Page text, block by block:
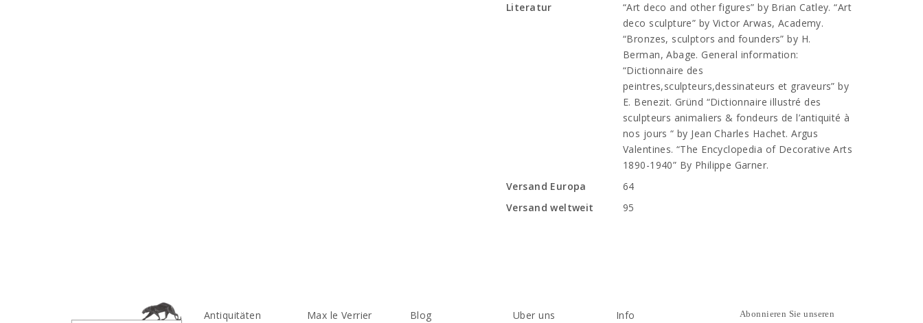
Literatur
“Art deco and other figures” by Brian Catley. “Art
deco sculpture” by Victor Arwas, Academy.
“Bronzes, sculptors and founders” by H.
Berman, Abage. General information:
“Dictionnaire des
peintres,sculpteurs,dessinateurs et graveurs” by
E. Benezit. Gründ “Dictionnaire illustré des
sculpteurs animaliers & fondeurs de l’antiquité à
nos jours “ by Jean Charles Hachet. Argus
Valentines. “The Encyclopedia of Decorative Arts
1890-1940” By Philippe Garner.
Versand Europa
64
Versand weltweit
95
Antiquitäten Max le Verrier Blog Uber uns Info Abonnieren Sie unseren